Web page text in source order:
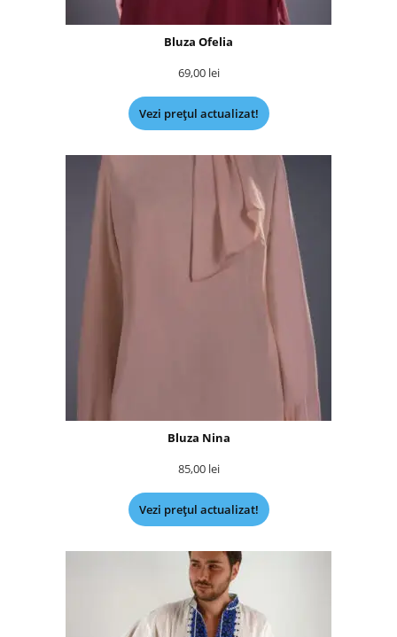
Bluza Ofelia
69,00 lei
Vezi prețul actualizat!
Bluza Nina
85,00 lei
Vezi prețul actualizat!